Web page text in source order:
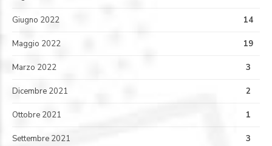
Giugno 2022 14
Maggio 2022 19
Marzo 2022 3
Dicembre 2021 2
Ottobre 2021 1
Settembre 2021 3